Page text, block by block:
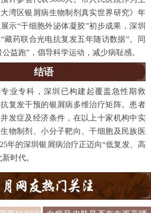
湾区银屑病生物制剂真实世界研究》年
示“干细胞外泌体凝胶”初步成果，深圳
藏药联合光电抗复发五年随访数据”。同
益跑”，倡导科学运动，减少病耻感。
结语
业专科，深圳已构建起覆盖急性期救
复发干预的银屑病多维治疗矩阵。患者
发症及经济条件，在以上十家机构中实
物制剂、小分子靶向、干细胞及民族医
年的深圳银屑病治疗正迈向“低复发、高
时代。